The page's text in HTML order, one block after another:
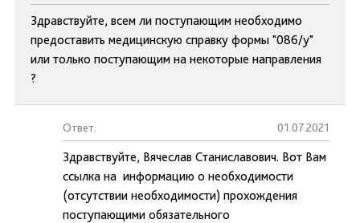
Здравствуйте, всем ли поступающим необходимо
предоставить медицинскую справку формы "086/у"
или только поступающим на некоторые направления
?
Ответ: 01.07.2021
Здравствуйте, Вячеслав Станиславович. Вот Вам
ссылка на информацию о необходимости
(отсутствии необходимости) прохождения
поступающими обязательного